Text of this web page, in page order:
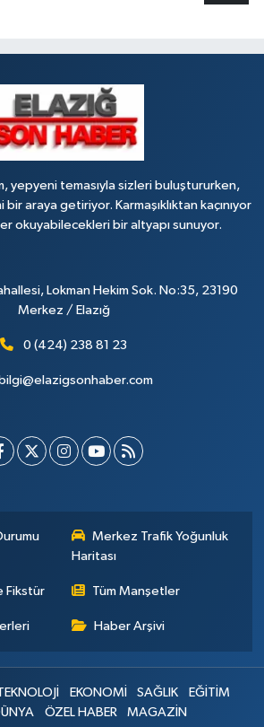
yepyeni temasıyla sizleri buluştururken,
araya getiriyor. Karmaşıklıktan kaçınıyor
okuyabilecekleri bir altyapı sunuyor.
Lokman Hekim Sok. No:35, 23190
Merkez / Elazığ
0 (424) 238 81 23
bilgi@elazigsonhaber.com
Merkez Trafik Yoğunluk
Haritası
Fikstür Tüm Manşetler
Haber Arşivi
EKONOMİ SAĞLIK
EĞİTİM
ÖZEL HABER MAGAZİN